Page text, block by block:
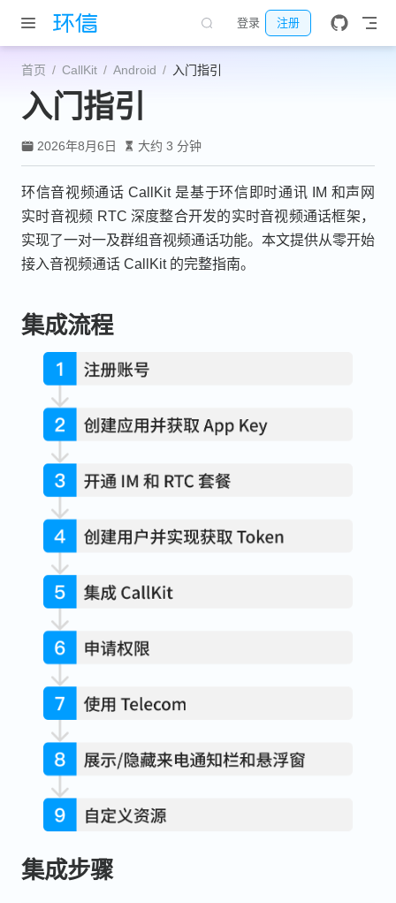
跳至主要內容
登录 注册
首页 CallKit Android 入门指引
入门指引
2026年8月6日 大约 3 分钟
环信音视频通话 CallKit 是基于环信即时通讯 IM 和声网
实时音视频 RTC 深度整合开发的实时音视频通话框架，
实现了一对一及群组音视频通话功能。本文提供从零开始
接入音视频通话 CallKit 的完整指南。
集成流程
集成步骤